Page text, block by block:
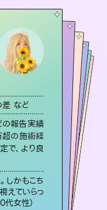
差 など
の報告実績
超の施術経
で、より良
しかもこち
えていらっ
代女性）
の未来 など
、同性愛や片
題まで知りた
ていることを
導きます。
くれる所や濁
回自分の気
男性）
ル
リ持ち など
を使って「今」と
なるあの人の気持
き、恋や人生のヒ
ます。
いに晴れまし
しゃるんだなと
）
花
ディング
ゴリ
復縁 など
な未来を見つけ、その未来を選択できるようアドバイスします。
関係、本心など
びっくり。対策が
す（40代）
う
リーディング
テゴリ
気持ち、復縁 など
て
史を持つ東洋最古の
まで占い、幸せへ向
。厳しい結果にも具
えします。
り聞いて鑑定して
ちが楽になりまし
タロット
リーディング
カテゴリ
の気持ち、復縁 など
いてでも特に「曖昧な関
としており、友達以上
との今後や本音を丁
就へと導きます。
アドバイス通りに行
てきました。ありが
40代 女性）